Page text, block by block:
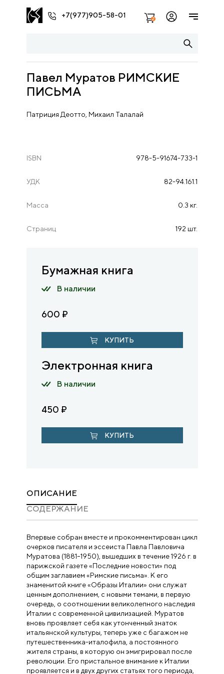
+7(977)905-58-01 2
Павел Муратов РИМСКИЕ
ПИСЬМА
Патриция Деотто, Михаил Талалай
ISBN 978-5-91674-733-1
УДК 82-94.161.1
Масса 0.3 кг.
Страниц 192 шт.
Бумажная книга
В наличии
600 ₽
КУПИТЬ
Электронная книга
В наличии
450 ₽
КУПИТЬ
ОПИСАНИЕ
CОДЕРЖАНИЕ
Впервые собран вместе и прокомментирован цикл
очерков писателя и эссеиста Павла Павловича
Муратова (1881–1950), вышедших в течение 1926 г. в
парижской газете «Последние новости» под
общим заглавием «Римские письма». К его
знаменитой книге «Образы Италии» они служат
ценным дополнением, с новыми темами, в первую
очередь, о соотношении великолепного наследия
Италии с современной цивилизацией. Муратов
вновь проявляет себя как утонченный знаток
итальянской культуры, теперь уже с багажом не
путешественника-италофила, а постоянного
жителя страны, в которую он эмигрировал после
революции. Его пристальное внимание к Италии
проявляется и в двух других статьях того периода,